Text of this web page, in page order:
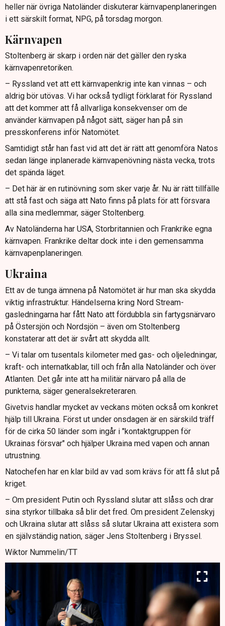
heller när övriga Natoländer diskuterar kärnvapenplaneringen
i ett särskilt format, NPG, på torsdag morgon.
Kärnvapen
Stoltenberg är skarp i orden när det gäller den ryska
kärnvapenretoriken.
– Ryssland vet att ett kärnvapenkrig inte kan vinnas – och
aldrig bör utövas. Vi har också tydligt förklarat för Ryssland
att det kommer att få allvarliga konsekvenser om de
använder kärnvapen på något sätt, säger han på sin
presskonferens inför Natomötet.
Samtidigt står han fast vid att det är rätt att genomföra Natos
sedan länge inplanerade kärnvapenövning nästa vecka, trots
det spända läget.
– Det här är en rutinövning som sker varje år. Nu är rätt tillfälle
att stå fast och säga att Nato finns på plats för att försvara
alla sina medlemmar, säger Stoltenberg.
Av Natoländerna har USA, Storbritannien och Frankrike egna
kärnvapen. Frankrike deltar dock inte i den gemensamma
kärnvapenplaneringen.
Ukraina
Ett av de tunga ämnena på Natomötet är hur man ska skydda
viktig infrastruktur. Händelserna kring Nord Stream-
gasledningarna har fått Nato att fördubbla sin fartygsnärvaro
på Östersjön och Nordsjön – även om Stoltenberg
konstaterar att det är svårt att skydda allt.
– Vi talar om tusentals kilometer med gas- och oljeledningar,
kraft- och internatkablar, till och från alla Natoländer och över
Atlanten. Det går inte att ha militär närvaro på alla de
punkterna, säger generalsekreteraren.
Givetvis handlar mycket av veckans möten också om konkret
hjälp till Ukraina. Först ut under onsdagen är en särskild träff
för de cirka 50 länder som ingår i "kontaktgruppen för
Ukrainas försvar" och hjälper Ukraina med vapen och annan
utrustning.
Natochefen har en klar bild av vad som krävs för att få slut på
kriget.
– Om president Putin och Ryssland slutar att slåss och drar
sina styrkor tillbaka så blir det fred. Om president Zelenskyj
och Ukraina slutar att slåss så slutar Ukraina att existera som
en självständig nation, säger Jens Stoltenberg i Bryssel.
Wiktor Nummelin/TT